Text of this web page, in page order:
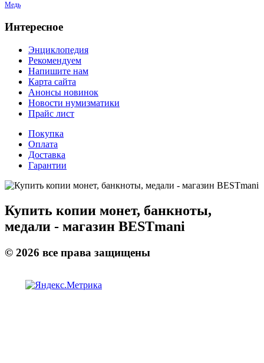
Медь
Интересное
Энциклопедия
Рекомендуем
Напишите нам
Карта сайта
Анонсы новинок
Новости нумизматики
Прайс лист
Покупка
Оплата
Доставка
Гарантии
Купить копии монет, банкноты,
медали - магазин BESTmani
© 2026 все права защищены